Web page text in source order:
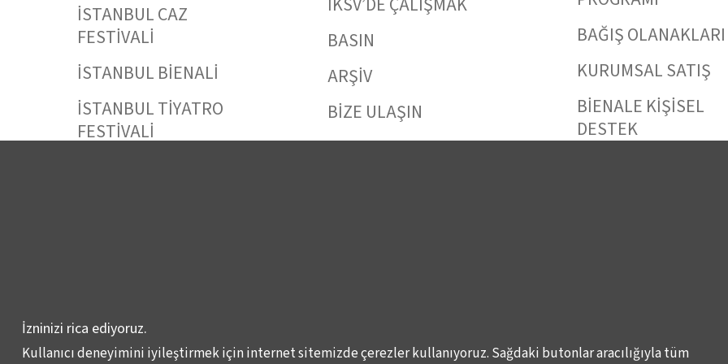
İSTANBUL CAZ
FESTİVALİ
İSTANBUL BİENALİ
İSTANBUL TİYATRO
FESTİVALİ
YARIŞMASI
KÜLTÜR POLİTİKALARI
BASIN
ARŞİV
BİZE ULAŞIN
BAĞIŞ OLANAKLARI
KURUMSAL SATIŞ
BİENALE KİŞİSEL
DESTEK
İzninizi rica ediyoruz.
Kullanıcı deneyimini iyileştirmek için internet sitemizde çerezler kullanıyoruz. Sağdaki butonlar aracılığıyla tüm